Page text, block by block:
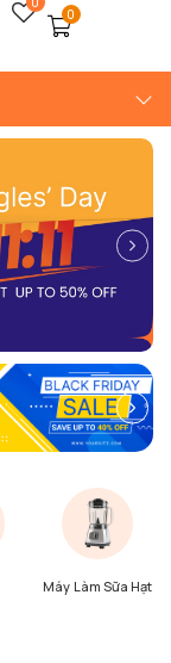
0
Máy Làm Sữa Hạt